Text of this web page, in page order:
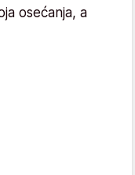
osećanja, a